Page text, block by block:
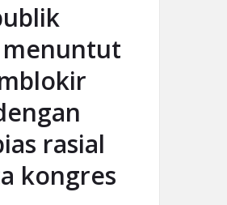
rasial
kongres